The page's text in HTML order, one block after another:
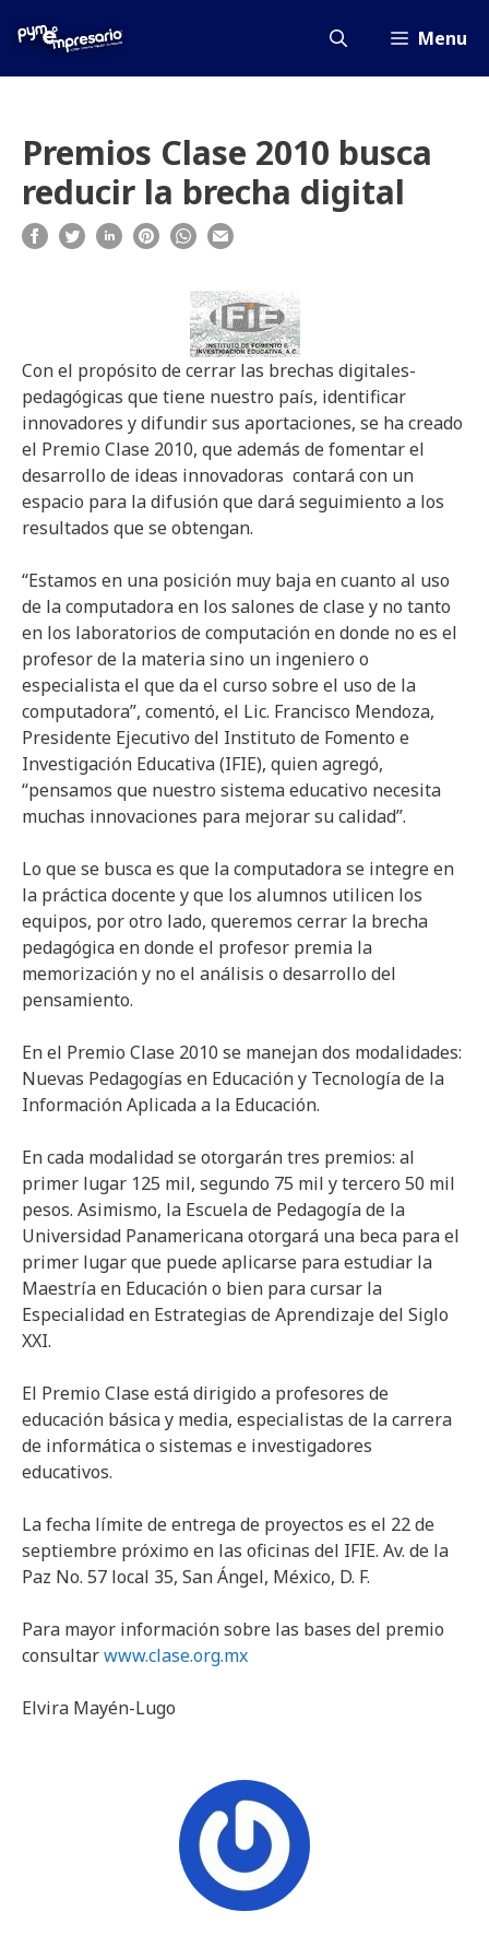
Menu
Premios Clase 2010 busca
reducir la brecha digital
Con el propósito de cerrar las brechas digitales-
pedagógicas que tiene nuestro país, identificar
innovadores y difundir sus aportaciones, se ha creado
el Premio Clase 2010, que además de fomentar el
desarrollo de ideas innovadoras contará con un
espacio para la difusión que dará seguimiento a los
resultados que se obtengan.
“Estamos en una posición muy baja en cuanto al uso
de la computadora en los salones de clase y no tanto
en los laboratorios de computación en donde no es el
profesor de la materia sino un ingeniero o
especialista el que da el curso sobre el uso de la
computadora”, comentó, el Lic. Francisco Mendoza,
Presidente Ejecutivo del Instituto de Fomento e
Investigación Educativa (IFIE), quien agregó,
“pensamos que nuestro sistema educativo necesita
muchas innovaciones para mejorar su calidad”.
Lo que se busca es que la computadora se integre en
la práctica docente y que los alumnos utilicen los
equipos, por otro lado, queremos cerrar la brecha
pedagógica en donde el profesor premia la
memorización y no el análisis o desarrollo del
pensamiento.
En el Premio Clase 2010 se manejan dos modalidades:
Nuevas Pedagogías en Educación y Tecnología de la
Información Aplicada a la Educación.
En cada modalidad se otorgarán tres premios: al
primer lugar 125 mil, segundo 75 mil y tercero 50 mil
pesos. Asimismo, la Escuela de Pedagogía de la
Universidad Panamericana otorgará una beca para el
primer lugar que puede aplicarse para estudiar la
Maestría en Educación o bien para cursar la
Especialidad en Estrategias de Aprendizaje del Siglo
XXI.
El Premio Clase está dirigido a profesores de
educación básica y media, especialistas de la carrera
de informática o sistemas e investigadores
educativos.
La fecha límite de entrega de proyectos es el 22 de
septiembre próximo en las oficinas del IFIE. Av. de la
Paz No. 57 local 35, San Ángel, México, D. F.
Para mayor información sobre las bases del premio
consultarwww.clase.org.mx
Elvira Mayén-Lugo